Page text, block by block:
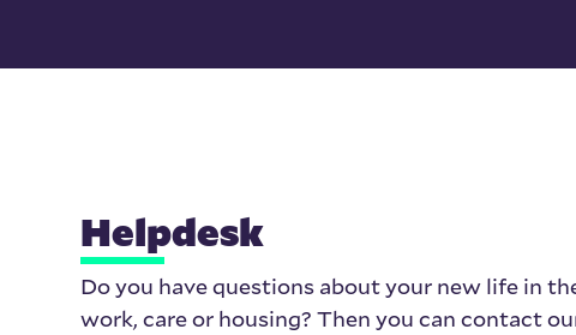
Helpdesk
Do you have questions about your new life in
work, care or housing? Then you can contact